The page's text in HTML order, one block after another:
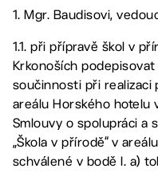
1. Mgr. Baudisovi,
1.1. při přípravě škol v
Krkonoších
součinnosti při realizaci
areálu Horského hotelu
Smlouvy o spolupráci a
„Škola v přírodě“ v
schválené v bodě I. a)